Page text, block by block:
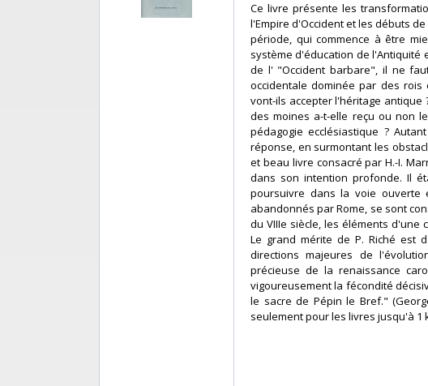
‎Ce livre présente les
l'Empire d'Occident et les débuts
période, qui commence à être
système d'éducation de l'Antiquité
de l' "Occident barbare", il ne
occidentale dominée par des rois
vont-ils accepter l'héritage antique
des moines a-t-elle reçu ou non
pédagogie ecclésiastique ?
réponse, en surmontant les
et beau livre consacré par H.-I.
dans son intention profonde. Il
poursuivre dans la voie ouverte
abandonnés par Rome, se sont
du VIIIe siècle, les éléments
Le grand mérite de P. Riché est
directions majeures de
précieuse de la renaissance
vigoureusement la fécondité
le sacre de Pépin le Bref."
seulement pour les livres jusqu'à 1